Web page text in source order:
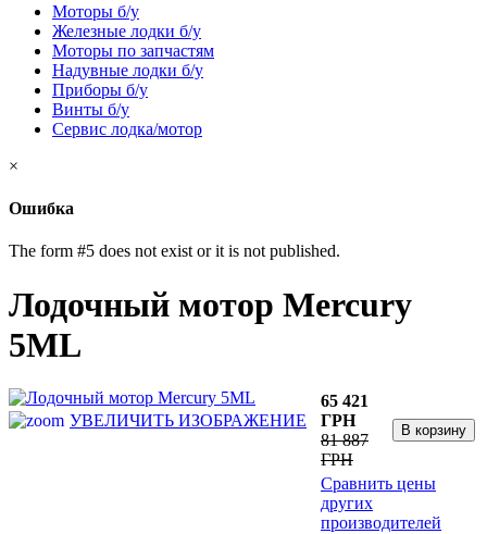
Моторы б/у
Железные лодки б/у
Моторы по запчастям
Надувные лодки б/у
Приборы б/у
Винты б/у
Сервис лодка/мотор
×
Ошибка
The form #5 does not exist or it is not published.
Лодочный мотор Mercury
5ML
УВЕЛИЧИТЬ ИЗОБРАЖЕНИЕ
65 421
ГРН
81 887
ГРН
Сравнить цены
других
производителей